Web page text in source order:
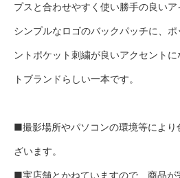
プスと合わせやすく使い勝手の良いア
シンプルなロゴのバックパッチに、
ントポケット刺繍が良いアクセント
トブランドらしい一本です。
■撮影場所やパソコンの環境等により
ざいます。
■実店舗とかねていますので、商品が